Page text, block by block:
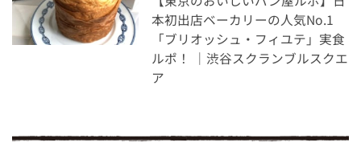
本初出店ベーカリーの人気No.1
「ブリオッシュ・フィユテ」実食
ルポ！ ｜渋谷スクランブルスクエ
ア